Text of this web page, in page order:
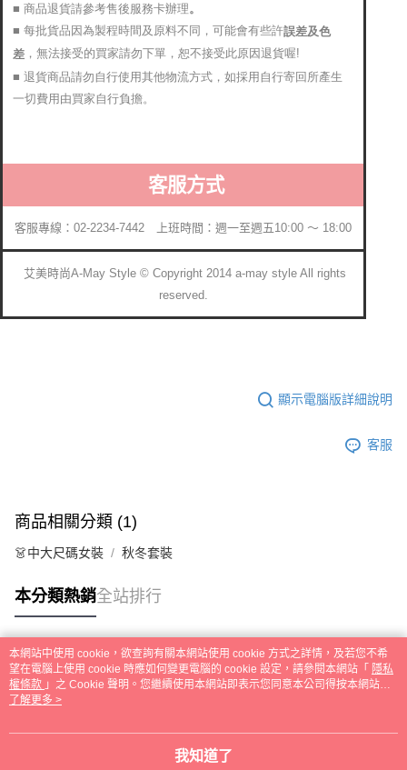
■ 商品退貨請參考售後服務卡辦理。
■ 每批貨品因為製程時間及原料不同，可能會有些許誤差及色
差 ，無法接受的買家請勿下單，恕不接受此原因退貨喔!
■ 退貨商品請勿自行使用其他物流方式，如採用自行寄回所產生
一切費用由買家自行負擔。
客服方式
客服專線：02-2234-7442 上班時間：週一至週五10:00 ～ 18:00
艾美時尚A-May Style © Copyright 2014 a-may style All rights
reserved.
顯示電腦版詳細說明
客服
商品相關分類 (1)
👗中大尺碼女裝 秋冬套裝
本分類熱銷全站排行
熱門標籤
本網站中使用 cookie，欲查詢有關本網站使用 cookie 方式之詳情，及若您不希
望在電腦上使用 cookie 時應如何變更電腦的 cookie 設定，請參閱本網站「 隱私
權條款 」之 Cookie 聲明。您繼續使用本網站即表示您同意本公司得按本網站使
用條款之 Cookie 聲明使用 cookie。
了解更多 >
我知道了